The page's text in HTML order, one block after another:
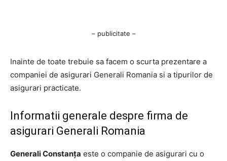
– publicitate –
Inainte de toate trebuie sa facem o scurta prezentare a
companiei de asigurari Generali Romania si a tipurilor de
asigurari practicate.
Informatii generale despre firma de
asigurari Generali Romania
Generali Constanța este o companie de asigurari cu o